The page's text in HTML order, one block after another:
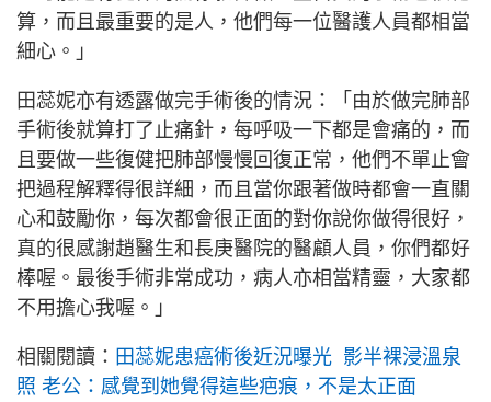
算，而且最重要的是人，他們每一位醫護人員都相當
細心。」
田蕊妮亦有透露做完手術後的情況：「由於做完肺部
手術後就算打了止痛針，每呼吸一下都是會痛的，而
且要做一些復健把肺部慢慢回復正常，他們不單止會
把過程解釋得很詳細，而且當你跟著做時都會一直關
心和鼓勵你，每次都會很正面的對你說你做得很好，
真的很感謝趙醫生和長庚醫院的醫顧人員，你們都好
棒喔。最後手術非常成功，病人亦相當精靈，大家都
不用擔心我喔。」
相關閱讀： 田蕊妮患癌術後近況曝光 影半裸浸溫泉
照 老公：感覺到她覺得這些疤痕，不是太正面